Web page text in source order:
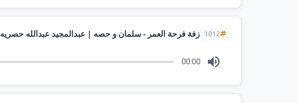
1012 زفة فرحة العمر - سلمان و حصه | عبدالمجيد عبدالله حصريه 2025
00:00